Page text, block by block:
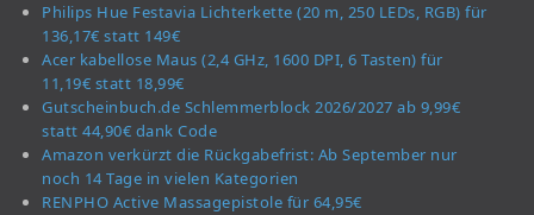
Philips Hue Festavia Lichterkette (20 m, 250 LEDs, RGB) für
136,17€ statt 149€
Acer kabellose Maus (2,4 GHz, 1600 DPI, 6 Tasten) für
11,19€ statt 18,99€
Gutscheinbuch.de Schlemmerblock 2026/2027 ab 9,99€
statt 44,90€ dank Code
Amazon verkürzt die Rückgabefrist: Ab September nur
noch 14 Tage in vielen Kategorien
RENPHO Active Massagepistole für 64,95€